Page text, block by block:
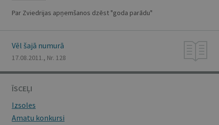
Par Zviedrijas apņemšanos dzēst "goda parādu"
Vēl šajā numurā
17.08.2011., Nr. 128
ĪSCEĻI
Izsoles
Amatu konkursi